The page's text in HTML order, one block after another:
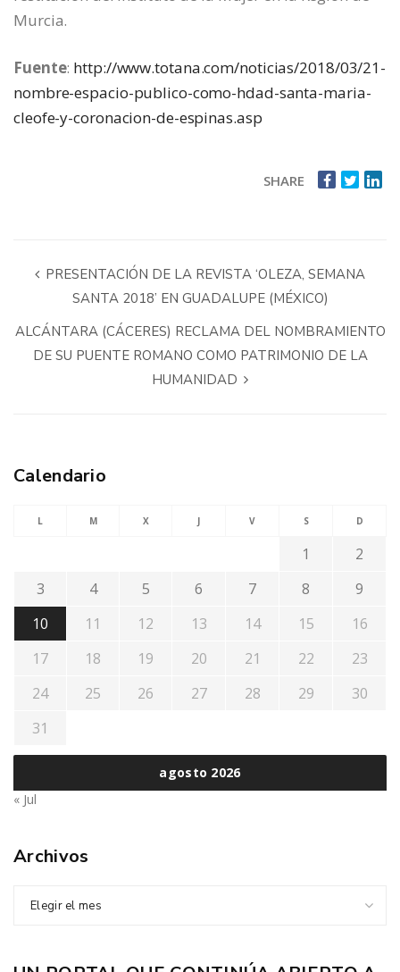
Murcia.
Fuente: http://www.totana.com/noticias/2018/03/21-
nombre-espacio-publico-como-hdad-santa-maria-
cleofe-y-coronacion-de-espinas.asp
SHARE
PRESENTACIÓN DE LA REVISTA ‘OLEZA, SEMANA
SANTA 2018’ EN GUADALUPE (MÉXICO)
ALCÁNTARA (CÁCERES) RECLAMA DEL NOMBRAMIENTO
DE SU PUENTE ROMANO COMO PATRIMONIO DE LA
HUMANIDAD
Calendario
agosto 2026
L M X J V S D
1
2
3
4 5 6 7 8
9
10
11 12 13 14 15
16
17
18 19 20 21 22
23
24
25 26 27 28 29
30
31
« Jul
Archivos
Elegir el mes